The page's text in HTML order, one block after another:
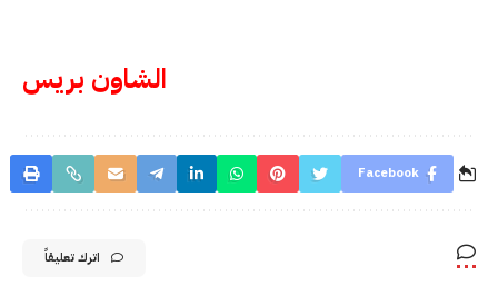
الشاون بريس
Facebook
اترك تعليقاً